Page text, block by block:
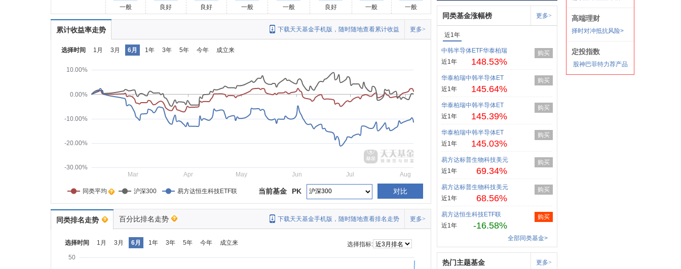
一般
良好 良好 一般 一般 良好 一般 一般
累计收益率走势 更多>
下载天天基金手机版，随时随地查看累计收益
选择时间 1月 3月 6月 1年 3年 5年 今年 成立来
-30.00%
-20.00%
-10.00%
0.00%
10.00%
Mar Apr May Jun Jul Aug
同类平均 沪深300 易方达恒生科技ETF联 对比
PK
当前基金
同类排名走势 百分比排名走势 更多>
下载天天基金手机版，随时随地查看排名走势
选择时间 1月 3月 6月 1年 3年 5年 今年 成立来
选择指标:
50
同类基金涨幅榜 更多>
近1年
中韩半导体ETF华泰柏瑞
近1年
148.53%
购买
华泰柏瑞中韩半导体ET
近1年
145.64%
购买
华泰柏瑞中韩半导体ET
近1年
145.39%
购买
华泰柏瑞中韩半导体ET
近1年
145.03%
购买
易方达标普生物科技美元
近1年
69.34%
购买
易方达标普生物科技美元
近1年
68.56%
购买
易方达恒生科技ETF联
近1年
-16.58%
购买
全部同类基金>
热门主题基金 更多>